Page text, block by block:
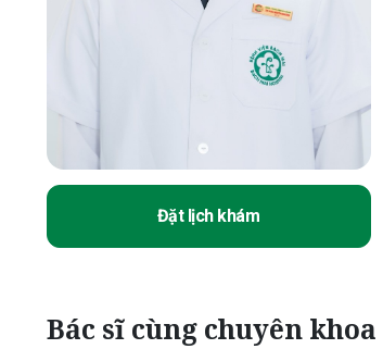
Đặt lịch khám
Bác sĩ cùng chuyên khoa